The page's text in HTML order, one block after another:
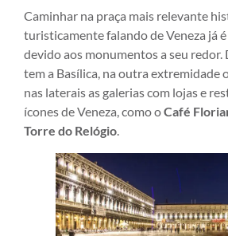
Caminhar na praça mais relevante
turisticamente falando de Veneza já
devido aos monumentos a seu redor.
tem a Basílica, na outra extremidade
nas laterais as galerias com lojas e
ícones de Veneza, como oCafé
Torre do Relógio.